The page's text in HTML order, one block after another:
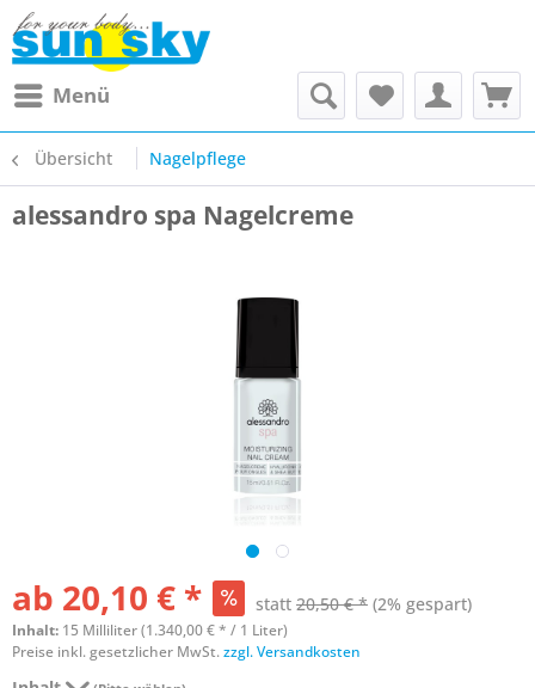
Menü
Übersicht Nagelpflege
alessandro spa Nagelcreme
ab 20,10 € * statt 20,50 € * (2% gespart)
Inhalt: 15 Milliliter (1.340,00 € * / 1 Liter)
Preise inkl. gesetzlicher MwSt.zzgl. Versandkosten